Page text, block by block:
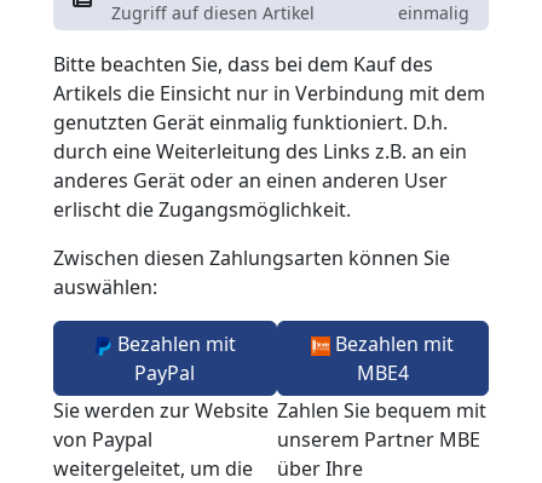
Zugriff auf diesen Artikel einmalig
Bitte beachten Sie, dass bei dem Kauf des
Artikels die Einsicht nur in Verbindung mit dem
genutzten Gerät einmalig funktioniert. D.h.
durch eine Weiterleitung des Links z.B. an ein
anderes Gerät oder an einen anderen User
erlischt die Zugangsmöglichkeit.
Zwischen diesen Zahlungsarten können Sie
auswählen:
Bezahlen mit
PayPal
Sie werden zur Website
von Paypal
weitergeleitet, um die
Bezahlen mit
MBE4
Zahlen Sie bequem mit
unserem Partner MBE
über Ihre